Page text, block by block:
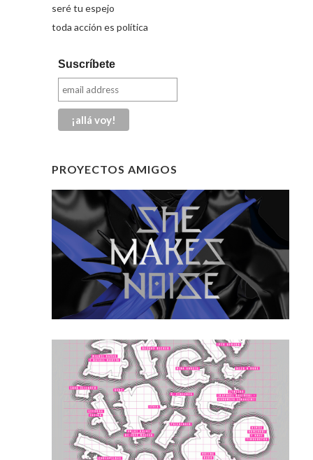
seré tu espejo
toda acción es política
Suscríbete
PROYECTOS AMIGOS